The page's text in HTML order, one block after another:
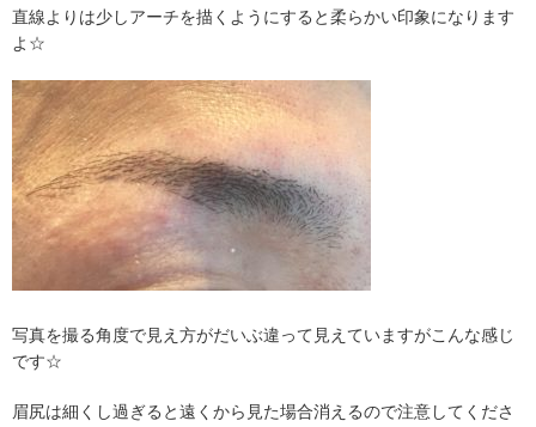
直線よりは少しアーチを描くようにすると柔らかい印象になります
よ☆
写真を撮る角度で見え方がだいぶ違って見えていますがこんな感じ
です☆
眉尻は細くし過ぎると遠くから見た場合消えるので注意してくださ